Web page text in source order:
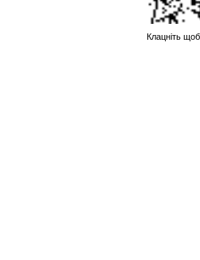
Клацніть